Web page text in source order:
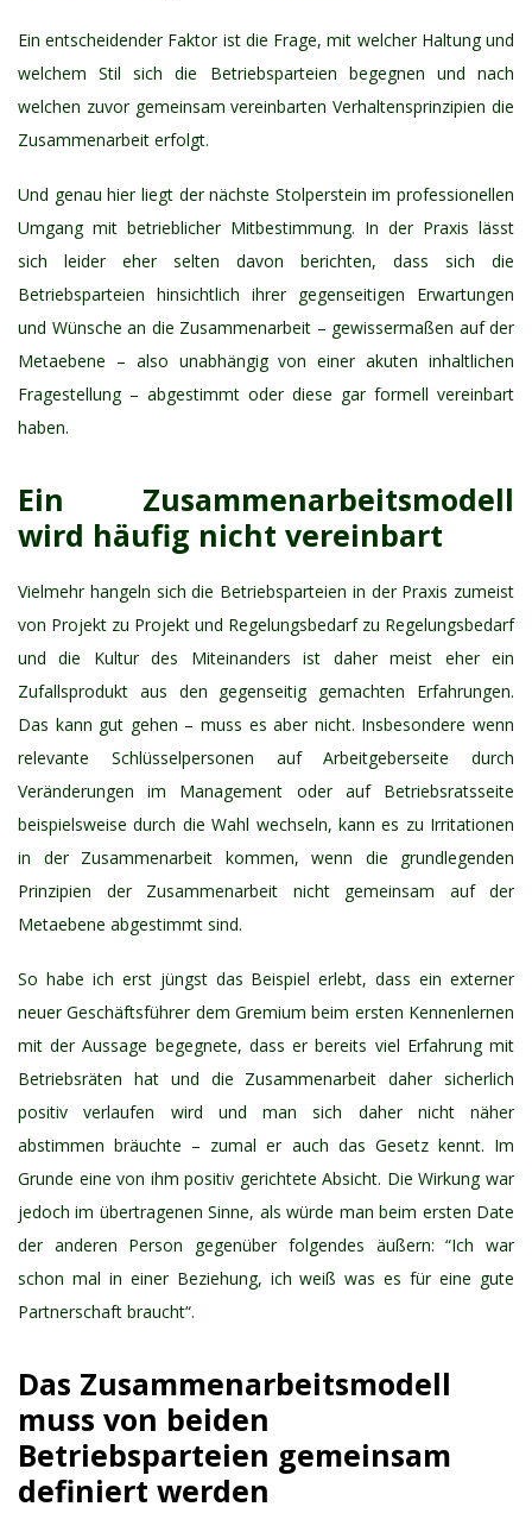
Ein entscheidender Faktor ist die Frage, mit welcher Haltung und
welchem Stil sich die Betriebsparteien begegnen und nach
welchen zuvor gemeinsam vereinbarten Verhaltensprinzipien die
Zusammenarbeit erfolgt.
Und genau hier liegt der nächste Stolperstein im professionellen
Umgang mit betrieblicher Mitbestimmung. In der Praxis lässt
sich leider eher selten davon berichten, dass sich die
Betriebsparteien hinsichtlich ihrer gegenseitigen Erwartungen
und Wünsche an die Zusammenarbeit – gewissermaßen auf der
Metaebene – also unabhängig von einer akuten inhaltlichen
Fragestellung – abgestimmt oder diese gar formell vereinbart
haben.
Ein Zusammenarbeitsmodell
wird häufig nicht vereinbart
Vielmehr hangeln sich die Betriebsparteien in der Praxis zumeist
von Projekt zu Projekt und Regelungsbedarf zu Regelungsbedarf
und die Kultur des Miteinanders ist daher meist eher ein
Zufallsprodukt aus den gegenseitig gemachten Erfahrungen.
Das kann gut gehen – muss es aber nicht. Insbesondere wenn
relevante Schlüsselpersonen auf Arbeitgeberseite durch
Veränderungen im Management oder auf Betriebsratsseite
beispielsweise durch die Wahl wechseln, kann es zu Irritationen
in der Zusammenarbeit kommen, wenn die grundlegenden
Prinzipien der Zusammenarbeit nicht gemeinsam auf der
Metaebene abgestimmt sind.
So habe ich erst jüngst das Beispiel erlebt, dass ein externer
neuer Geschäftsführer dem Gremium beim ersten Kennenlernen
mit der Aussage begegnete, dass er bereits viel Erfahrung mit
Betriebsräten hat und die Zusammenarbeit daher sicherlich
positiv verlaufen wird und man sich daher nicht näher
abstimmen bräuchte – zumal er auch das Gesetz kennt. Im
Grunde eine von ihm positiv gerichtete Absicht. Die Wirkung war
jedoch im übertragenen Sinne, als würde man beim ersten Date
der anderen Person gegenüber folgendes äußern: “Ich war
schon mal in einer Beziehung, ich weiß was es für eine gute
Partnerschaft braucht“.
Das Zusammenarbeitsmodell
muss von beiden
Betriebsparteien gemeinsam
definiert werden